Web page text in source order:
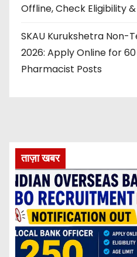
Offline, Check Eligibility
SKAU Kurukshetra Non-
2026: Apply Online for
Pharmacist Posts
ताज़ा खबर